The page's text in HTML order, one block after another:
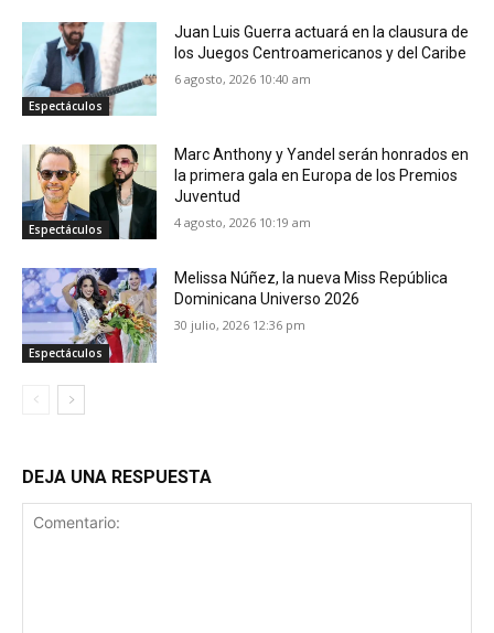
Espectáculos
Juan Luis Guerra actuará en la clausura de
los Juegos Centroamericanos y del Caribe
6 agosto, 2026 10:40 am
Espectáculos
Marc Anthony y Yandel serán honrados en
la primera gala en Europa de los Premios
Juventud
4 agosto, 2026 10:19 am
Espectáculos
Melissa Núñez, la nueva Miss República
Dominicana Universo 2026
30 julio, 2026 12:36 pm
DEJA UNA RESPUESTA